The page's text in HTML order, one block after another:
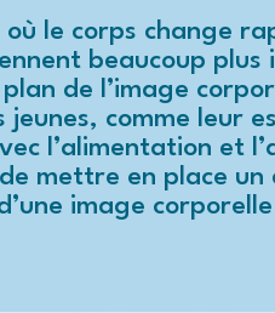
où le corps change
beaucoup
de l’image
comme leur
l’alimentation et
mettre en place
image